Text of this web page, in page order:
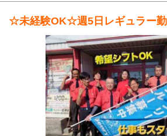
☆未経験OK☆週5日レギュラー勤